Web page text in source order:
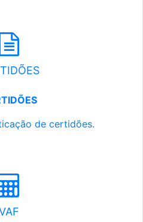
de certidões.